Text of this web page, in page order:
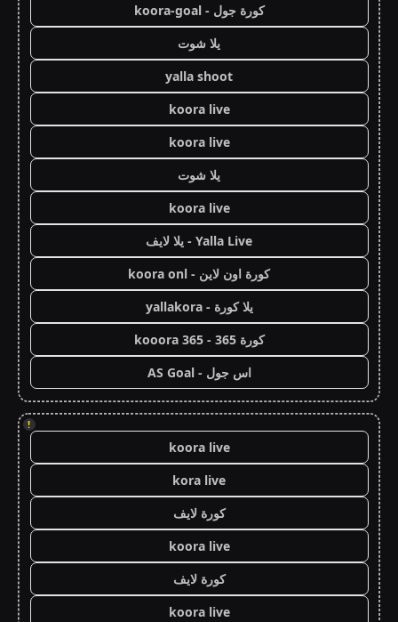
كورة جول - koora-goal
يلا شوت
yalla shoot
koora live
koora live
يلا شوت
koora live
Yalla Live - يلا لايف
كورة اون لاين - koora onl
يلا كورة - yallakora
كورة 365 - kooora 365
اس جول - AS Goal
!
koora live
kora live
كورة لايف
koora live
كورة لايف
koora live